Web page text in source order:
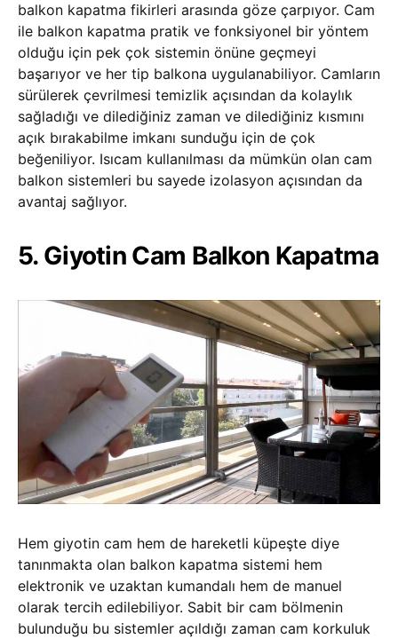
balkon kapatma fikirleri arasında göze çarpıyor. Cam
ile balkon kapatma pratik ve fonksiyonel bir yöntem
olduğu için pek çok sistemin önüne geçmeyi
başarıyor ve her tip balkona uygulanabiliyor. Camların
sürülerek çevrilmesi temizlik açısından da kolaylık
sağladığı ve dilediğiniz zaman ve dilediğiniz kısmını
açık bırakabilme imkanı sunduğu için de çok
beğeniliyor. Isıcam kullanılması da mümkün olan cam
balkon sistemleri bu sayede izolasyon açısından da
avantaj sağlıyor.
5. Giyotin Cam Balkon Kapatma
Hem giyotin cam hem de hareketli küpeşte diye
tanınmakta olan balkon kapatma sistemi hem
elektronik ve uzaktan kumandalı hem de manuel
olarak tercih edilebiliyor. Sabit bir cam bölmenin
bulunduğu bu sistemler açıldığı zaman cam korkuluk